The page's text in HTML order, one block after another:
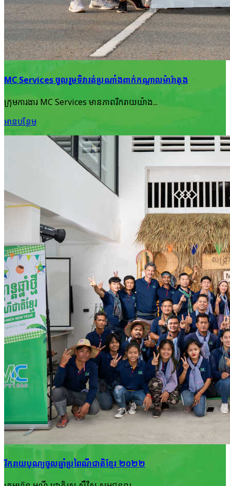
MC Services ចូល​រួមទិវារត់ប្រណាំង​ពាក់កណ្តាល​ម៉ារ៉ាតុង
ក្រុមការងារ MC Services មាន​ភាពរីករាយ​យ៉ាង...
អាន​បន្ថែម
រីករាយ​បុណ្យចូលឆ្នាំ​ប្រពៃណីជាតិខ្មែរ ២០២២